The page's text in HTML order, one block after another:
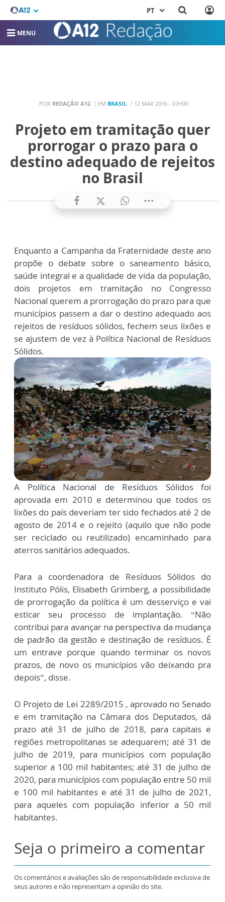
PT
MENU
POR REDAÇÃO A12 EM BRASIL 12 MAR 2016 - 07H00
Projeto em tramitação quer
prorrogar o prazo para o
destino adequado de rejeitos
no Brasil
Enquanto a Campanha da Fraternidade deste ano
propõe o debate sobre o saneamento básico,
saúde integral e a qualidade de vida da população,
dois projetos em tramitação no Congresso
Nacional querem a prorrogação do prazo para que
municípios passem a dar o destino adequado aos
rejeitos de resíduos sólidos, fechem seus lixões e
se ajustem de vez à Política Nacional de Resíduos
Sólidos.
A Política Nacional de Resíduos Sólidos foi
aprovada em 2010 e determinou que todos os
lixões do país deveriam ter sido fechados até 2 de
agosto de 2014 e o rejeito (aquilo que não pode
ser reciclado ou reutilizado) encaminhado para
aterros sanitários adequados.
Para a coordenadora de Resíduos Sólidos do
Instituto Pólis, Elisabeth Grimberg, a possibilidade
de prorrogação da política é um desserviço e vai
esticar seu processo de implantação. “Não
contribui para avançar na perspectiva da mudança
de padrão da gestão e destinação de resíduos. É
um entrave porque quando terminar os novos
prazos, de novo os municípios vão deixando pra
depois”, disse.
O Projeto de Lei 2289/2015 , aprovado no Senado
e em tramitação na Câmara dos Deputados, dá
prazo até 31 de julho de 2018, para capitais e
regiões metropolitanas se adequarem; até 31 de
julho de 2019, para municípios com população
superior a 100 mil habitantes; até 31 de julho de
2020, para municípios com população entre 50 mil
e 100 mil habitantes e até 31 de julho de 2021,
para aqueles com população inferior a 50 mil
habitantes.
Seja o primeiro a comentar
Os comentários e avaliações são de responsabilidade exclusiva de
seus autores e não representam a opinião do site.